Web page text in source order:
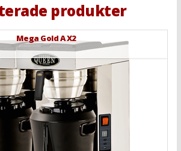
produkter
Mega Gold A X2